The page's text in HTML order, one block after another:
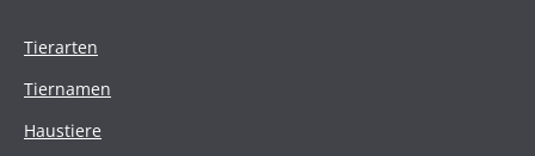
Tierarten
Tiernamen
Haustiere